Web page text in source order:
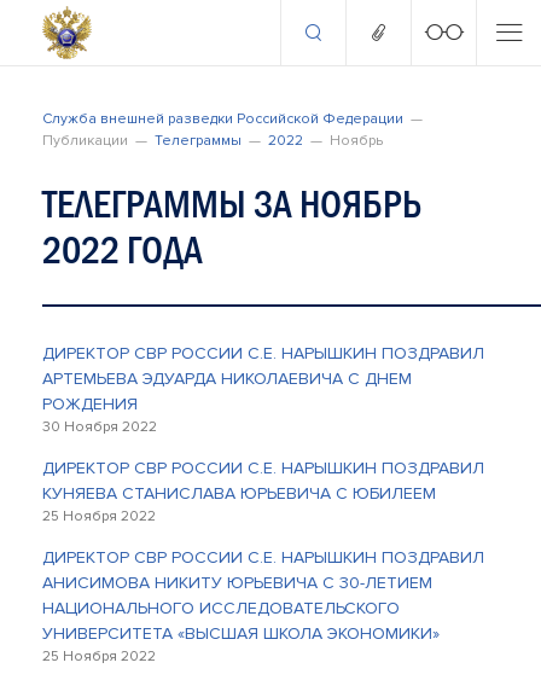
Служба внешней разведки Российской Федерации
Публикации
Телеграммы 2022 Ноябрь
ТЕЛЕГРАММЫ ЗА НОЯБРЬ
2022 ГОДА
ДИРЕКТОР СВР РОССИИ С.Е. НАРЫШКИН ПОЗДРАВИЛ
АРТЕМЬЕВА ЭДУАРДА НИКОЛАЕВИЧА С ДНЕМ
РОЖДЕНИЯ
30 Ноября 2022
ДИРЕКТОР СВР РОССИИ С.Е. НАРЫШКИН ПОЗДРАВИЛ
КУНЯЕВА СТАНИСЛАВА ЮРЬЕВИЧА С ЮБИЛЕЕМ
25 Ноября 2022
ДИРЕКТОР СВР РОССИИ С.Е. НАРЫШКИН ПОЗДРАВИЛ
АНИСИМОВА НИКИТУ ЮРЬЕВИЧА С 30-ЛЕТИЕМ
НАЦИОНАЛЬНОГО ИССЛЕДОВАТЕЛЬСКОГО
УНИВЕРСИТЕТА «ВЫСШАЯ ШКОЛА ЭКОНОМИКИ»
25 Ноября 2022